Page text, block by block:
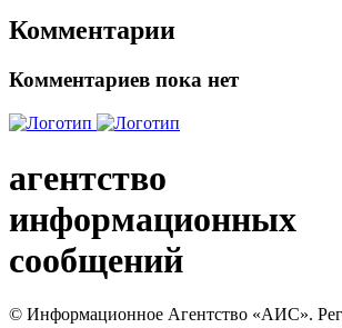
Комментарии
Комментариев пока нет
агентство
информационных
сообщений
© Информационное Агентство «АИС».